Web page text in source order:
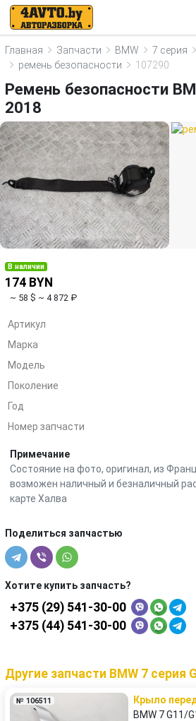
Главная Запчасти BMW 7 серия
ремень безопасности
107290
Ремень безопасности
2018
В наличии
174 BYN
~ 58 $ ~ 4 872 ₽
Артикул
Марка
Модель
Поколение
Год
Номер запчасти
Примечание
Состояние на фото, оригинал, из
возможен наличный и безналичный
карте Халва
Поделиться запчастью
Хотите купить запчасть?
+375 (29) 541-30-00
+375 (44) 541-30-00
Другие запчасти BMW 7 серия
№ 106511
Крыло
BMW 7 G11/